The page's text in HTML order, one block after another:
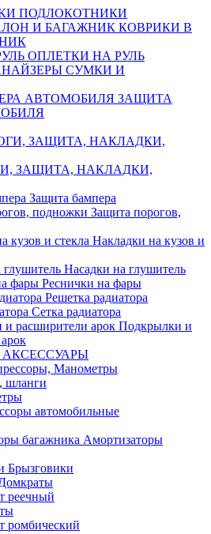
ПОДЛОКОТНИКИ
КОВРИКИ В
ОПЛЕТКИ НА РУЛЬ
СУМКИ И
ЗАЩИТА
ЗАЩИТА, НАКЛАДКИ,
Защита бампера
Защита порогов,
Накладки на кузов и
Насадки на глушитель
Реснички на фары
Решетка радиатора
Сетка радиатора
Подкрылки и
АКСЕССУАРЫ
Манометры
шланги
автомобильные
Амортизаторы
Брызговики
реечный
ромбический